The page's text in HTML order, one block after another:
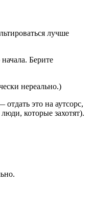
лучше
Берите
нереально.)
отдать это на аутсорс,
которые захотят).